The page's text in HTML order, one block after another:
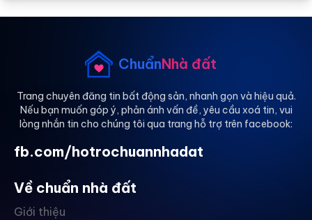
ChuẩnNhà đất
Trang chuyên đăng tin bất động sản, nhanh gọn và hiệu quả.
Nếu bạn muốn góp ý, phản ánh vấn đề, yêu cầu xoá tin, vui
lòng nhắn tin cho chúng tôi qua trang hỗ trợ trên facebook:
fb.com/hotrochuannhadat
Về chuẩn nhà đất
Giới thiệu